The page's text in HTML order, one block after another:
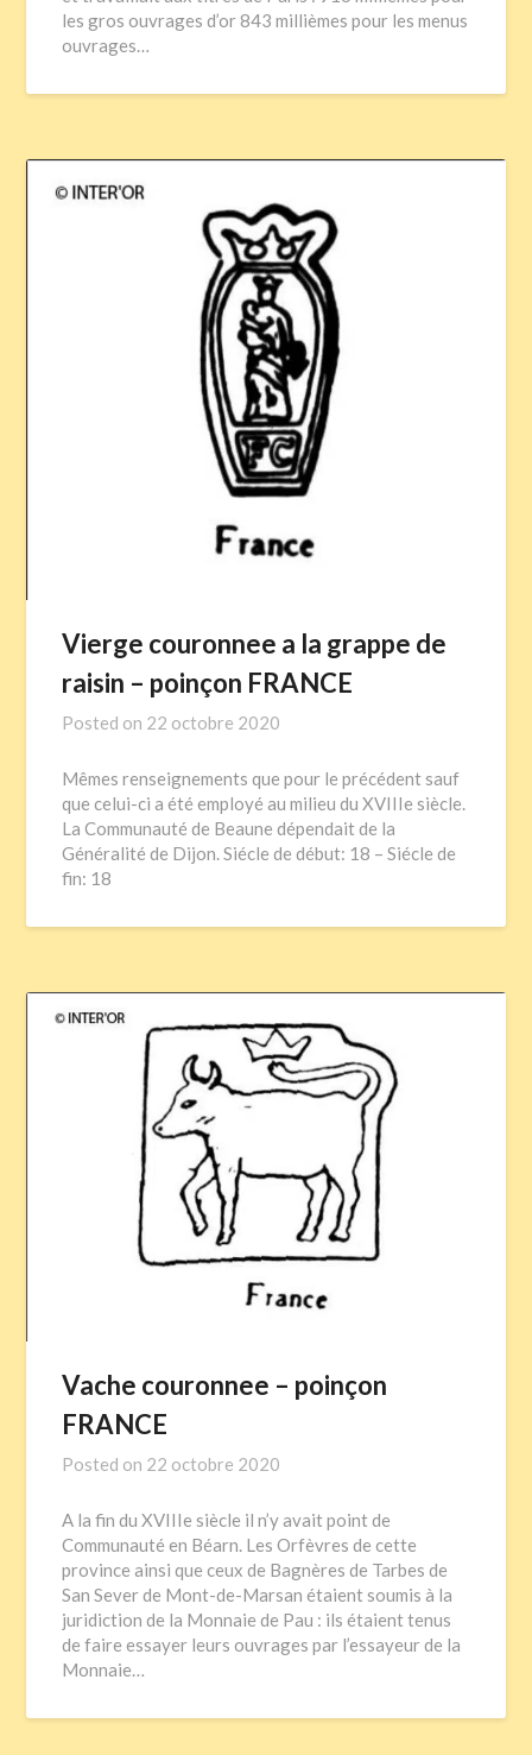
les gros ouvrages d’or 843 millièmes pour les menus
ouvrages…
Vierge couronnee a la grappe de
raisin – poinçon FRANCE
Posted on 22 octobre 2020
Mêmes renseignements que pour le précédent sauf
que celui-ci a été employé au milieu du XVIIIe siècle.
La Communauté de Beaune dépendait de la
Généralité de Dijon. Siécle de début: 18 – Siécle de
fin: 18
Vache couronnee – poinçon
FRANCE
Posted on 22 octobre 2020
A la fin du XVIIIe siècle il n’y avait point de
Communauté en Béarn. Les Orfèvres de cette
province ainsi que ceux de Bagnères de Tarbes de
San Sever de Mont-de-Marsan étaient soumis à la
juridiction de la Monnaie de Pau : ils étaient tenus
de faire essayer leurs ouvrages par l’essayeur de la
Monnaie…